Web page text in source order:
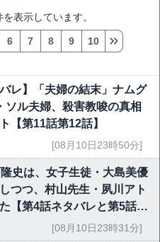
を表示しています。
6 7 8 9 10
バレ】「夫婦の結末」ナムグ
ソル夫婦、殺害教唆の真相
【第11話第12話】
[08月10日23時50分]
隆史は、女子生徒・大島美優
つつ、村山先生・夙川アト
【第4話ネタバレと第5話予
[08月10日23時31分]